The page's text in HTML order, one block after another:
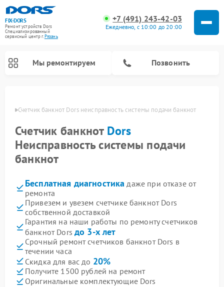
FIX-DORS
Ремонт устройств Dors
Специализированный
cервисный центр г.Рязань
+7 (491) 243-42-03
Ежедневно, с 10:00 до 20:00
Мы ремонтируем Позвонить
Счетчик банкнот Dors неисправность системы подачи банкнот
Счетчик банкнот Dors
Неисправность системы подачи
банкнот
Бесплатная диагностика даже при отказе от
ремонта
Привезем и увезем счетчике банкнот Dors
собственной доставкой
Гарантия на наши работы по ремонту счетчиков
банкнот Dors до 3-х лет
Срочный ремонт счетчиков банкнот Dors в
течении часа
Скидка для вас до 20%
Получите 1500 рублей на ремонт
Оригинальные комплектующие Dors